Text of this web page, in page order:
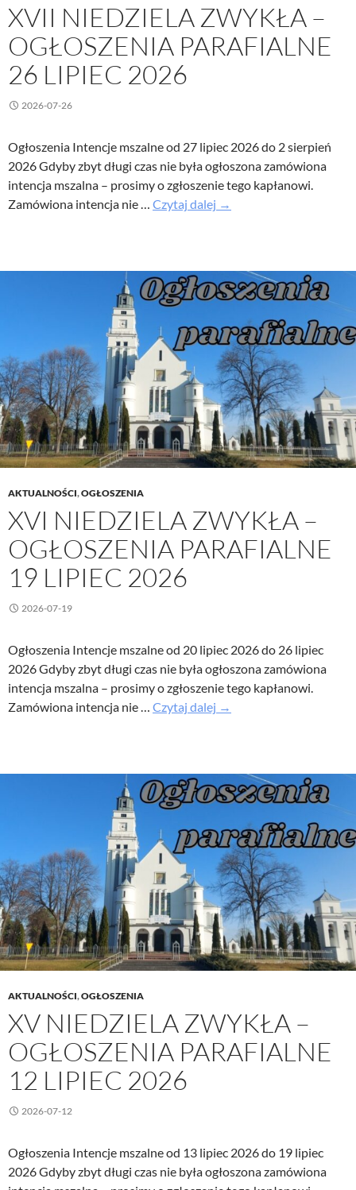
XVII NIEDZIELA ZWYKŁA –
OGŁOSZENIA PARAFIALNE
26 LIPIEC 2026
2026-07-26
Ogłoszenia Intencje mszalne od 27 lipiec 2026 do 2 sierpień
2026 Gdyby zbyt długi czas nie była ogłoszona zamówiona
intencja mszalna – prosimy o zgłoszenie tego kapłanowi.
Zamówiona intencja nie … Czytaj dalej XVII
Ogłoszenia
parafialne
lipiec
2026
→
AKTUALNOŚCI,OGŁOSZENIA
XVI NIEDZIELA ZWYKŁA –
OGŁOSZENIA PARAFIALNE
19 LIPIEC 2026
2026-07-19
Ogłoszenia Intencje mszalne od 20 lipiec 2026 do 26 lipiec
2026 Gdyby zbyt długi czas nie była ogłoszona zamówiona
intencja mszalna – prosimy o zgłoszenie tego kapłanowi.
Zamówiona intencja nie … Czytaj dalej XVI
Ogłoszenia
parafialne
lipiec
2026
→
AKTUALNOŚCI,OGŁOSZENIA
XV NIEDZIELA ZWYKŁA –
OGŁOSZENIA PARAFIALNE
12 LIPIEC 2026
2026-07-12
Ogłoszenia Intencje mszalne od 13 lipiec 2026 do 19 lipiec
2026 Gdyby zbyt długi czas nie była ogłoszona zamówiona